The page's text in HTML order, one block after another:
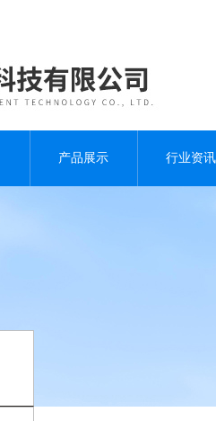
产品展示 行业资讯